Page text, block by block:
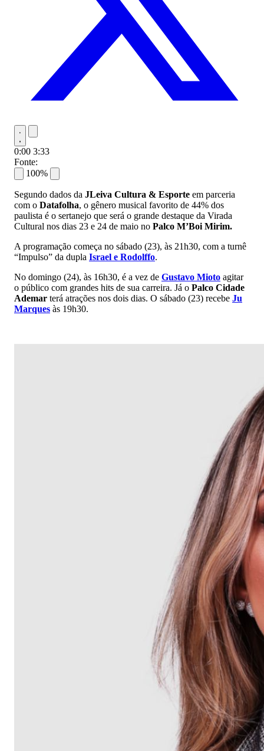
0:00 3:33
Fonte:
100%
Segundo dados da JLeiva Cultura & Esporte em parceria
com o Datafolha, o gênero musical favorito de 44% dos
paulista é o sertanejo que será o grande destaque da Virada
Cultural nos dias 23 e 24 de maio no Palco M’Boi Mirim.
A programação começa no sábado (23), às 21h30, com a turnê
“Impulso” da dupla Israel e Rodolffo.
No domingo (24), às 16h30, é a vez de Gustavo Mioto agitar
o público com grandes hits de sua carreira. Já o Palco Cidade
Ademar terá atrações nos dois dias. O sábado (23) recebe Ju
Marques às 19h30.